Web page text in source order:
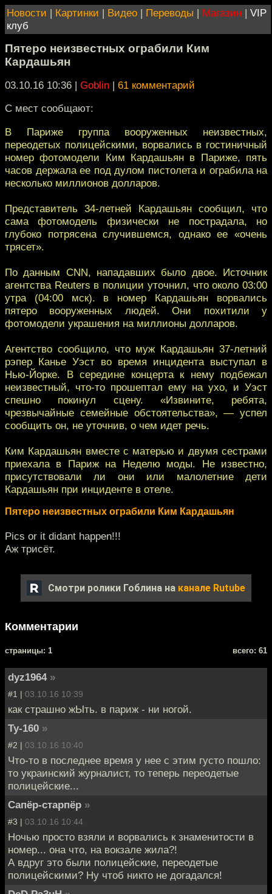
Новости | Картинки | Видео | Переводы | Магазин | VIP
клуб
Пятеро неизвестных ограбили Ким
Кардашьян
03.10.16 10:36 | Goblin | 61 комментарий
С мест сообщают:
В Париже группа вооруженных неизвестных,
переодетых полицейскими, ворвались в гостиничный
номер фотомодели Ким Кардашьян в Париже, пять
часов держала ее под дулом пистолета и ограбила на
несколько миллионов долларов.
Представитель 34-летней Кардашьян сообщил, что
сама фотомодель физически не пострадала, но
глубоко потрясена случившемся, однако ее «очень
трясет».
По данным CNN, нападавших было двое. Источник
агентства Reuters в полиции уточнил, что около 03:00
утра (04:00 мск). в номер Кардашьян ворвались
пятеро вооруженных людей. Они похитили у
фотомодели украшения на миллионы долларов.
Агентство сообщило, что муж Кардашьян 37-летний
рэпер Канье Уэст во время инцидента выступал в
Нью-Йорке. В середине концерта к нему подбежал
неизвестный, что-то прошептал ему на ухо, и Уэст
спешно покинул сцену. «Извините, ребята,
чрезвычайные семейные обстоятельства», — успел
сообщить он, не уточнив, о чем идет речь.
Ким Кардашьян вместе с матерью и двумя сестрами
приехала в Париж на Неделю моды. Не известно,
присутствовали ли они или малолетние дети
Кардашьян при инциденте в отеле.
Пятеро неизвестных ограбили Ким Кардашьян
Pics or it didant happen!!!
Аж трисёт.
Смотри ролики Гоблина на канале Rutube
Комментарии
cтраницы: 1 всего: 61
dyz1964 »
#1 | 03.10.16 10:39
как страшно жЫть. в париж - ни ногой.
Ту-160 »
#2 | 03.10.16 10:40
Что-то в последнее время у нее с этим густо пошло:
то украинский журналист, то теперь переодетые
полицейские...
Сапёр-старпёр »
#3 | 03.10.16 10:44
Ночью просто взяли и ворвались к знаменитости в
номер... она что, на вокзале жила?!
А вдруг это были полицейские, переодетые
полицейскими? Ну чтоб никто не догадался!